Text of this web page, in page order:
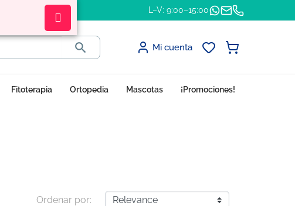
L–V: 9:00–15:00
 Mi cuenta
Fitoterapia Ortopedia Mascotas ¡Promociones!
Ordenar por: